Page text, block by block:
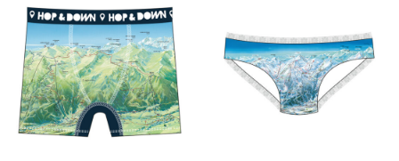
plusieurs
variations.
Les
options
peuvent
être
choisies
plusieurs
variations.
options